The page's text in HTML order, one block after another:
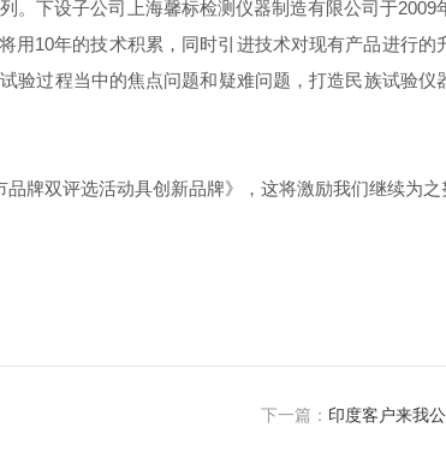
。下设子公司上海馨标检测仪器制造有限公司于2009
10年的技术积累，同时引进技术对现有产品进行的
验过程当中的焦点问题和疑难问题，打造民族试验仪
牌双评选活动具创新品牌》，这将激励我们继续为之
下一篇： 印度客户来我